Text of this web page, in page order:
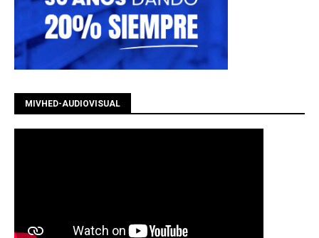
MIVHED-AUDIOVISUAL